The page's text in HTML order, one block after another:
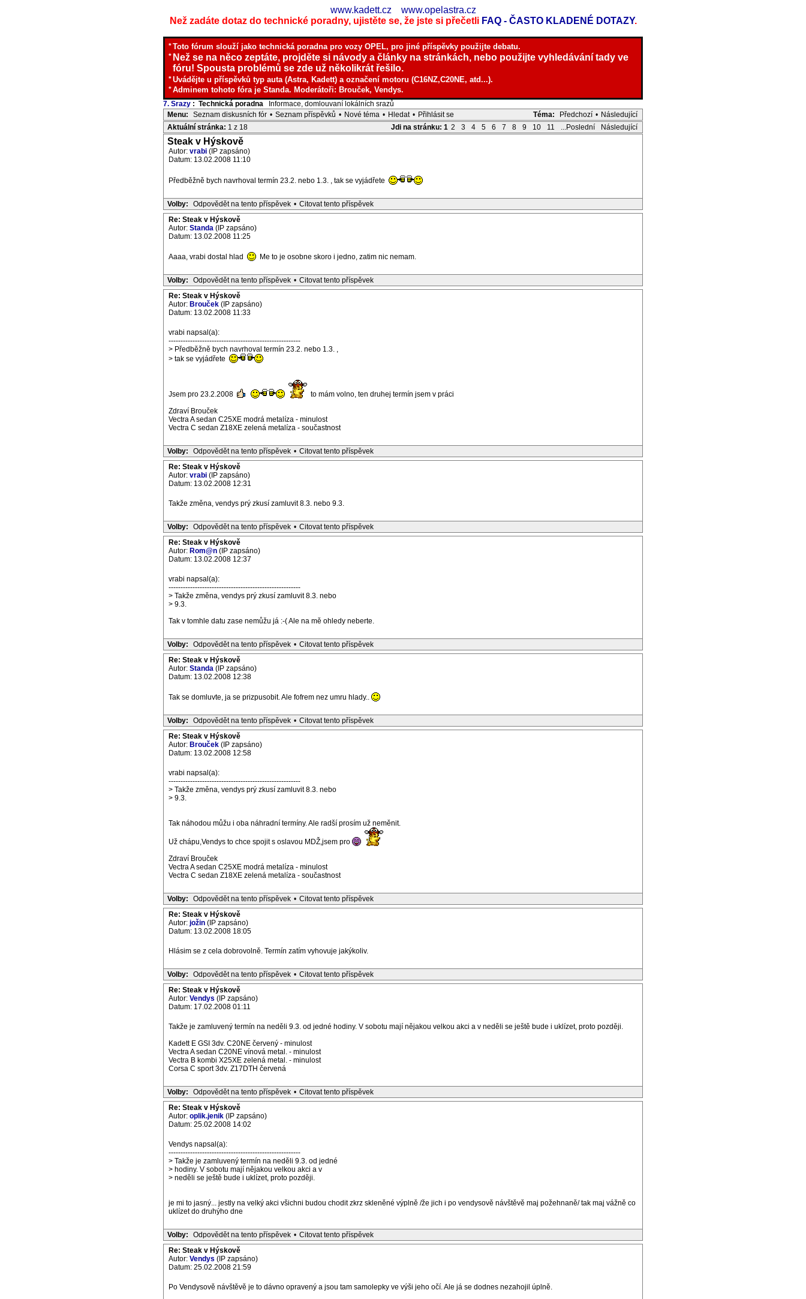
www.kadett.cz
www.opelastra.cz
Než zadáte dotaz do technické poradny, ujistěte se, že jste si přečetli FAQ - ČASTO KLADENÉ DOTAZY.
*Toto fórum slouží jako technická poradna pro vozy OPEL, pro jiné příspěvky použijte debatu.
* Než se na něco zeptáte, projděte si návody a články na stránkách, nebo použijte vyhledávání tady ve
fóru! Spousta problémů se zde už několikrát řešilo.
*Uvádějte u příspěvků typ auta (Astra, Kadett) a označení motoru (C16NZ,C20NE, atd...).
*Adminem tohoto fóra je Standa. Moderátoři: Brouček, Vendys.
7. Srazy : Technická poradna Informace, domlouvaní lokálních srazů
Téma:
Předchozí • Následující
Menu: Seznam diskusních fór • Seznam příspěvků • Nové téma • Hledat • Přihlásit se
Jdi na stránku: 1 2 3 4 5 6 7 8 9 10 11 ...Poslední Následující
Aktuální stránka: 1 z 18
Steak v Hýskově
Autor: vrabi (IP zapsáno)
Datum: 13.02.2008 11:10
Předběžně bych navrhoval termín 23.2. nebo 1.3. , tak se vyjádřete
Volby: Odpovědět na tento příspěvek • Citovat tento příspěvek
Re: Steak v Hýskově
Autor: Standa (IP zapsáno)
Datum: 13.02.2008 11:25
Aaaa, vrabi dostal hlad Me to je osobne skoro i jedno, zatim nic nemam.
Volby: Odpovědět na tento příspěvek • Citovat tento příspěvek
Re: Steak v Hýskově
Autor: Brouček (IP zapsáno)
Datum: 13.02.2008 11:33
vrabi napsal(a):
-------------------------------------------------------
> Předběžně bych navrhoval termín 23.2. nebo 1.3. ,
> tak se vyjádřete
Jsem pro 23.2.2008
to mám volno, ten druhej termín jsem v práci
Zdraví Brouček
Vectra A sedan C25XE modrá metalíza - minulost
Vectra C sedan Z18XE zelená metalíza - součastnost
Volby: Odpovědět na tento příspěvek • Citovat tento příspěvek
Re: Steak v Hýskově
Autor: vrabi (IP zapsáno)
Datum: 13.02.2008 12:31
Takže změna, vendys prý zkusí zamluvit 8.3. nebo 9.3.
Volby: Odpovědět na tento příspěvek • Citovat tento příspěvek
Re: Steak v Hýskově
Autor: Rom@n (IP zapsáno)
Datum: 13.02.2008 12:37
vrabi napsal(a):
-------------------------------------------------------
> Takže změna, vendys prý zkusí zamluvit 8.3. nebo
> 9.3.
Tak v tomhle datu zase nemůžu já :-( Ale na mě ohledy neberte.
Volby: Odpovědět na tento příspěvek • Citovat tento příspěvek
Re: Steak v Hýskově
Autor: Standa (IP zapsáno)
Datum: 13.02.2008 12:38
Tak se domluvte, ja se prizpusobit. Ale fofrem nez umru hlady..
Volby: Odpovědět na tento příspěvek • Citovat tento příspěvek
Re: Steak v Hýskově
Autor: Brouček (IP zapsáno)
Datum: 13.02.2008 12:58
vrabi napsal(a):
-------------------------------------------------------
> Takže změna, vendys prý zkusí zamluvit 8.3. nebo
> 9.3.
Tak náhodou můžu i oba náhradní termíny. Ale radší prosím už neměnit.
Už chápu,Vendys to chce spojit s oslavou MDŽ,jsem pro
Zdraví Brouček
Vectra A sedan C25XE modrá metalíza - minulost
Vectra C sedan Z18XE zelená metalíza - součastnost
Volby: Odpovědět na tento příspěvek • Citovat tento příspěvek
Re: Steak v Hýskově
Autor: jožin (IP zapsáno)
Datum: 13.02.2008 18:05
Hlásim se z cela dobrovolně. Termín zatím vyhovuje jakýkoliv.
Volby: Odpovědět na tento příspěvek • Citovat tento příspěvek
Re: Steak v Hýskově
Autor: Vendys (IP zapsáno)
Datum: 17.02.2008 01:11
Takže je zamluvený termín na neděli 9.3. od jedné hodiny. V sobotu mají nějakou velkou akci a v neděli se ještě bude i uklízet, proto později.
Kadett E GSI 3dv. C20NE červený - minulost
Vectra A sedan C20NE vínová metal. - minulost
Vectra B kombi X25XE zelená metal. - minulost
Corsa C sport 3dv. Z17DTH červená
Volby: Odpovědět na tento příspěvek • Citovat tento příspěvek
Re: Steak v Hýskově
Autor: oplik.jenik (IP zapsáno)
Datum: 25.02.2008 14:02
Vendys napsal(a):
-------------------------------------------------------
> Takže je zamluvený termín na neděli 9.3. od jedné
> hodiny. V sobotu mají nějakou velkou akci a v
> neděli se ještě bude i uklízet, proto později.
je mi to jasný... jestly na velký akci všichni budou chodit zkrz skleněné výplně /že jich i po vendysově návštěvě maj požehnaně/ tak maj vážně co
uklízet do druhýho dne
Volby: Odpovědět na tento příspěvek • Citovat tento příspěvek
Re: Steak v Hýskově
Autor: Vendys (IP zapsáno)
Datum: 25.02.2008 21:59
Po Vendysově návštěvě je to dávno opravený a jsou tam samolepky ve výši jeho očí. Ale já se dodnes nezahojil úplně.